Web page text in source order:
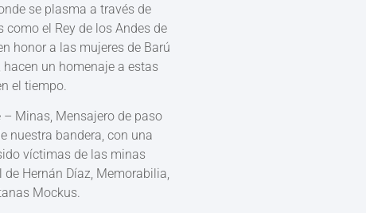
se plasma a través de
el Rey de los Andes de
honor a las mujeres de Barú
un homenaje a estas
el tiempo.
Minas, Mensajero de paso
nuestra bandera, con una
víctimas de las minas
Hernán Díaz, Memorabilia,
Mockus.